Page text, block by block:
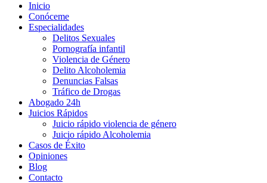
Inicio
Conóceme
Especialidades
Delitos Sexuales
Pornografía infantil
Violencia de Género
Delito Alcoholemia
Denuncias Falsas
Tráfico de Drogas
Abogado 24h
Juicios Rápidos
Juicio rápido violencia de género
Juicio rápido Alcoholemia
Casos de Éxito
Opiniones
Blog
Contacto